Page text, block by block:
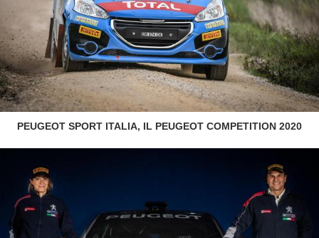
PEUGEOT SPORT ITALIA, IL PEUGEOT COMPETITION 2020